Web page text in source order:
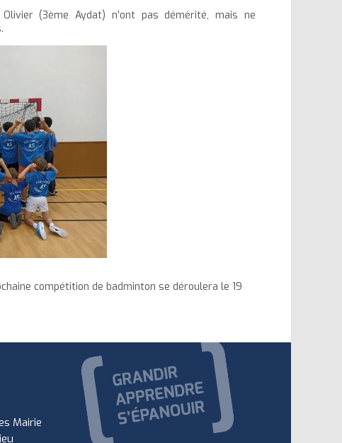
(3ème Aydat) n’ont pas démérité, mais ne
compétition de badminton se déroulera le 19
Mairie